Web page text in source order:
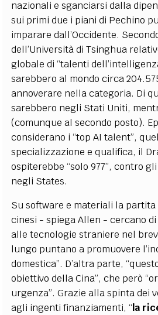
nazionali e sganciarsi dalla
sui primi due i piani di Pechino
imparare dall’Occidente.
dell’Università di Tsinghua
globale di “talenti
sarebbero al mondo circa
annoverare nella categoria. Di
sarebbero negli Stati Uniti,
(comunque al secondo posto).
considerano i “top AI talent”,
specializzazione e qualifica, il
ospiterebbe “solo 977”, contro
negli States.
Su software e materiali la partita
cinesi - spiega Allen - cercano di
alle tecnologie straniere nel
lungo puntano a promuovere
domestica”. D’altra parte,
obiettivo della Cina”, che però
urgenza”. Grazie alla spinta dei
agli ingenti finanziamenti, “ la